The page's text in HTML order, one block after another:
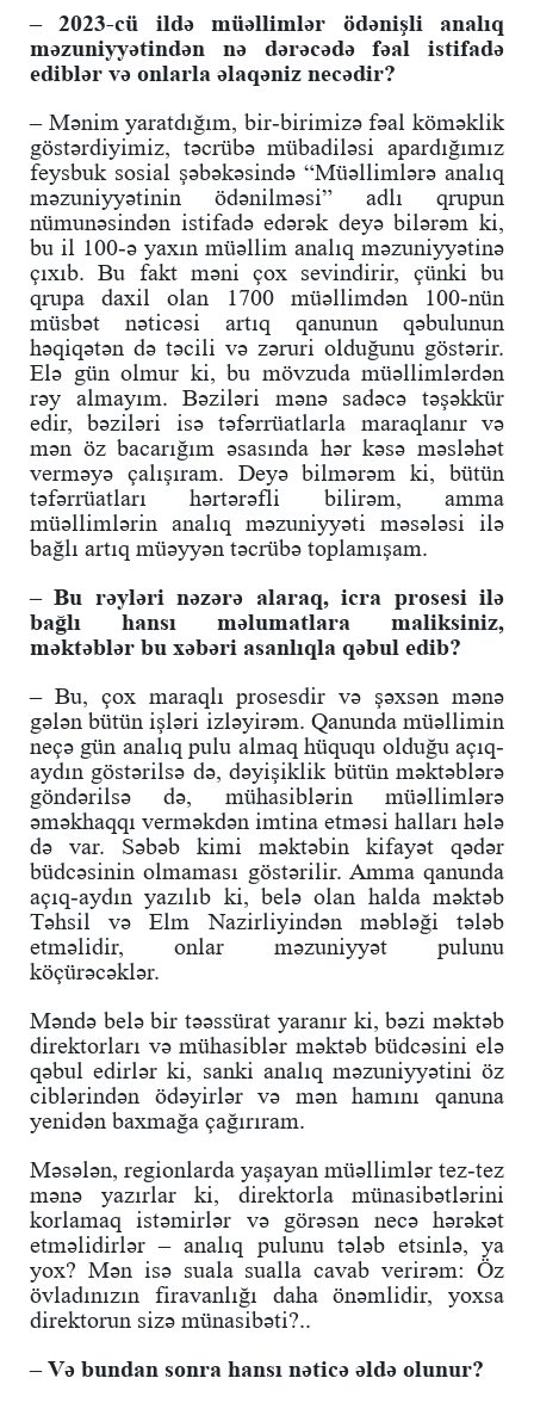
– 2023-cü ildə müəllimlər ödənişli analıq
məzuniyyətindən nə dərəcədə fəal istifadə
ediblər və onlarla əlaqəniz necədir?
– Mənim yaratdığım, bir-birimizə fəal köməklik
göstərdiyimiz, təcrübə mübadiləsi apardığımız
feysbuk sosial şəbəkəsində “Müəllimlərə analıq
məzuniyyətinin ödənilməsi” adlı qrupun
nümunəsindən istifadə edərək deyə bilərəm ki,
bu il 100-ə yaxın müəllim analıq məzuniyyətinə
çıxıb. Bu fakt məni çox sevindirir, çünki bu
qrupa daxil olan 1700 müəllimdən 100-nün
müsbət nəticəsi artıq qanunun qəbulunun
həqiqətən də təcili və zəruri olduğunu göstərir.
Elə gün olmur ki, bu mövzuda müəllimlərdən
rəy almayım. Bəziləri mənə sadəcə təşəkkür
edir, bəziləri isə təfərrüatlarla maraqlanır və
mən öz bacarığım əsasında hər kəsə məsləhət
verməyə çalışıram. Deyə bilmərəm ki, bütün
təfərrüatları hərtərəfli bilirəm, amma
müəllimlərin analıq məzuniyyəti məsələsi ilə
bağlı artıq müəyyən təcrübə toplamışam.
– Bu rəyləri nəzərə alaraq, icra prosesi ilə
bağlı hansı məlumatlara maliksiniz,
məktəblər bu xəbəri asanlıqla qəbul edib?
– Bu, çox maraqlı prosesdir və şəxsən mənə
gələn bütün işləri izləyirəm. Qanunda müəllimin
neçə gün analıq pulu almaq hüququ olduğu açıq-
aydın göstərilsə də, dəyişiklik bütün məktəblərə
göndərilsə də, mühasiblərin müəllimlərə
əməkhaqqı verməkdən imtina etməsi halları hələ
də var. Səbəb kimi məktəbin kifayət qədər
büdcəsinin olmaması göstərilir. Amma qanunda
açıq-aydın yazılıb ki, belə olan halda məktəb
Təhsil və Elm Nazirliyindən məbləği tələb
etməlidir, onlar məzuniyyət pulunu
köçürəcəklər.
Məndə belə bir təəssürat yaranır ki, bəzi məktəb
direktorları və mühasiblər məktəb büdcəsini elə
qəbul edirlər ki, sanki analıq məzuniyyətini öz
ciblərindən ödəyirlər və mən hamını qanuna
yenidən baxmağa çağırıram.
Məsələn, regionlarda yaşayan müəllimlər tez-tez
mənə yazırlar ki, direktorla münasibətlərini
korlamaq istəmirlər və görəsən necə hərəkət
etməlidirlər – analıq pulunu tələb etsinlə, ya
yox? Mən isə suala sualla cavab verirəm: Öz
övladınızın firavanlığı daha önəmlidir, yoxsa
direktorun sizə münasibəti?..
– Və bundan sonra hansı nəticə əldə olunur?